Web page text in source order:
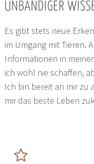
UNBÄNDIGER
Es gibt stets neue
im Umgang mit Tieren.
Informationen in
ich wohl nie schaffen,
Ich bin bereit an mir zu
mir das beste Leben